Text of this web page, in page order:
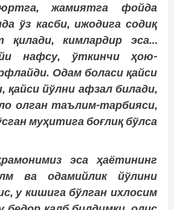
жамиятга фойда
ўз касби, ижодига содиқ
қилади, кимлардир эса…
нафсу, ўткинчи ҳою-
Одам боласи қайси
қайси йўлни афзал билади,
олган таълим-тарбияси,
муҳитига боғлиқ бўлса
эса ҳаётининг
ва одамийлик йўлини
у кишига бўлган ихлосим